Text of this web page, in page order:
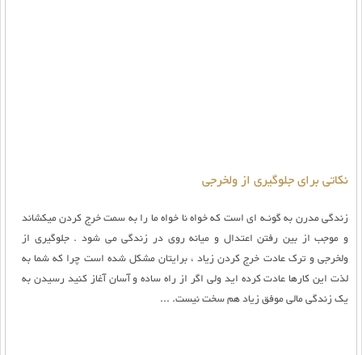
نکاتی برای جلوگیری از ولخرجی
زندگی مدرن به گونـه ای است که خواه نا خواه ما را به سمت خرج کردن میکشاند
و موجب از بین رفتن اعتدال و میانه روی در زندگی می شود . جلوگیری از
ولخرجی و ترک عادت خرج کردن زیاد ، برایتان مشکل شده است چرا که شما به
لذت این کارها عادت کرده اید ولی اگر از راه ساده و آسان آغاز کنید رسیدن به
یک زندگی مالی موفق زیاد هم سخت نیست. ...